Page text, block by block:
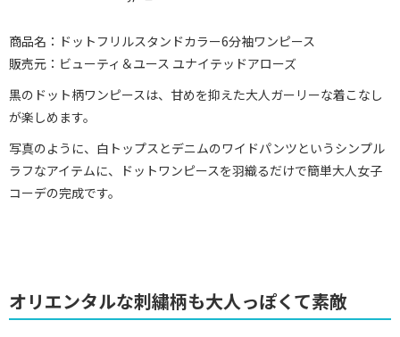
商品名：ドットフリルスタンドカラー6分袖ワンピース
販売元：ビューティ＆ユース ユナイテッドアローズ
黒のドット柄ワンピースは、甘めを抑えた大人ガーリーな着こなし
が楽しめます。
写真のように、白トップスとデニムのワイドパンツというシンプル
ラフなアイテムに、ドットワンピースを羽織るだけで簡単大人女子
コーデの完成です。
オリエンタルな刺繍柄も大人っぽくて素敵